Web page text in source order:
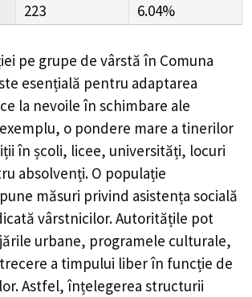
223 6.04%
pe grupe de vârstă în Comuna
esențială pentru adaptarea
la nevoile în schimbare ale
o pondere mare a tinerilor
în școli, licee, universități, locuri
absolvenți. O populație
măsuri privind asistența socială
vârstnicilor. Autoritățile pot
urbane, programele culturale,
a timpului liber în funcție de
Astfel, înțelegerea structurii